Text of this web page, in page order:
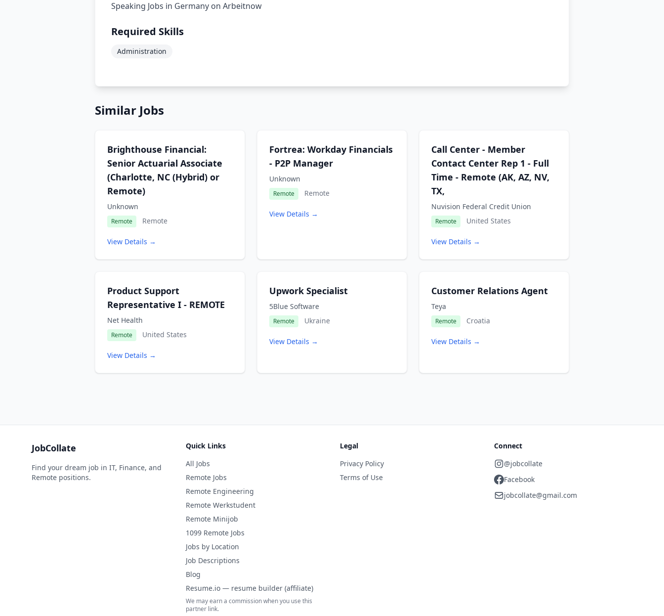
Speaking Jobs in Germany on Arbeitnow
Required Skills
Administration
Similar Jobs
Brighthouse Financial:
Senior Actuarial Associate
(Charlotte, NC (Hybrid) or
Remote)
Unknown
Remote Remote
View Details →
Fortrea: Workday Financials
- P2P Manager
Unknown
Remote Remote
View Details →
Call Center - Member
Contact Center Rep 1 - Full
Time - Remote (AK, AZ, NV,
TX,
Nuvision Federal Credit Union
Remote United States
View Details →
Product Support
Representative I - REMOTE
Net Health
Remote United States
View Details →
Upwork Specialist
5Blue Software
Remote Ukraine
View Details →
Customer Relations Agent
Teya
Remote Croatia
View Details →
JobCollate
Find your dream job in IT, Finance, and
Remote positions.
Quick Links
All Jobs
Remote Jobs
Remote Engineering
Remote Werkstudent
Remote Minijob
1099 Remote Jobs
Jobs by Location
Job Descriptions
Blog
Resume.io — resume builder (affiliate)
We may earn a commission when you use this
partner link.
Legal
Privacy Policy
Terms of Use
Connect
@jobcollate
Facebook
jobcollate@gmail.com